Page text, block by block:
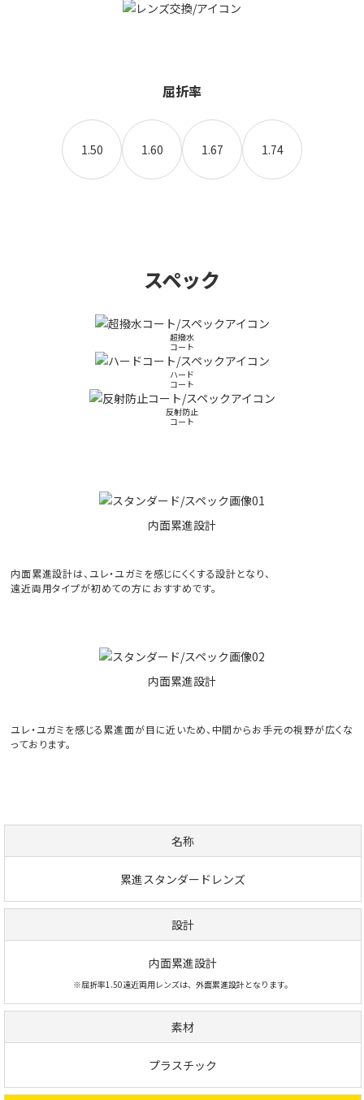
屈折率
1.50 1.60 1.67 1.74
スペック
超撥水
コート
ハード
コート
反射防止
コート
内面累進設計
内面累進設計は、ユレ・ユガミを感じにくくする設計となり、
遠近両用タイプが初めての方におすすめです。
内面累進設計
ユレ・ユガミを感じる累進面が目に近いため、中間からお手元の視野が広くな
っております。
名称
累進スタンダードレンズ
設計
内面累進設計
※屈折率1.50遠近両用レンズは、外面累進設計となります。
素材
プラスチック